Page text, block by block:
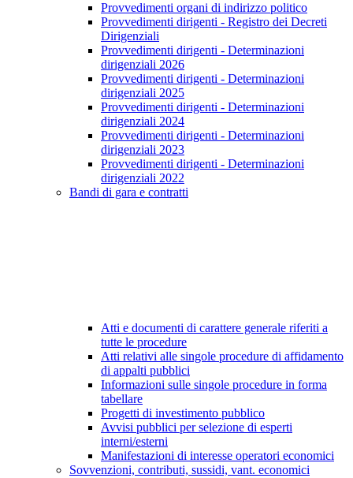
Provvedimenti organi di indirizzo politico
Provvedimenti dirigenti - Registro dei Decreti
Dirigenziali
Provvedimenti dirigenti - Determinazioni
dirigenziali 2026
Provvedimenti dirigenti - Determinazioni
dirigenziali 2025
Provvedimenti dirigenti - Determinazioni
dirigenziali 2024
Provvedimenti dirigenti - Determinazioni
dirigenziali 2023
Provvedimenti dirigenti - Determinazioni
dirigenziali 2022
Bandi di gara e contratti
Atti e documenti di carattere generale riferiti a
tutte le procedure
Atti relativi alle singole procedure di affidamento
di appalti pubblici
Informazioni sulle singole procedure in forma
tabellare
Progetti di investimento pubblico
Avvisi pubblici per selezione di esperti
interni/esterni
Manifestazioni di interesse operatori economici
Sovvenzioni, contributi, sussidi, vant. economici